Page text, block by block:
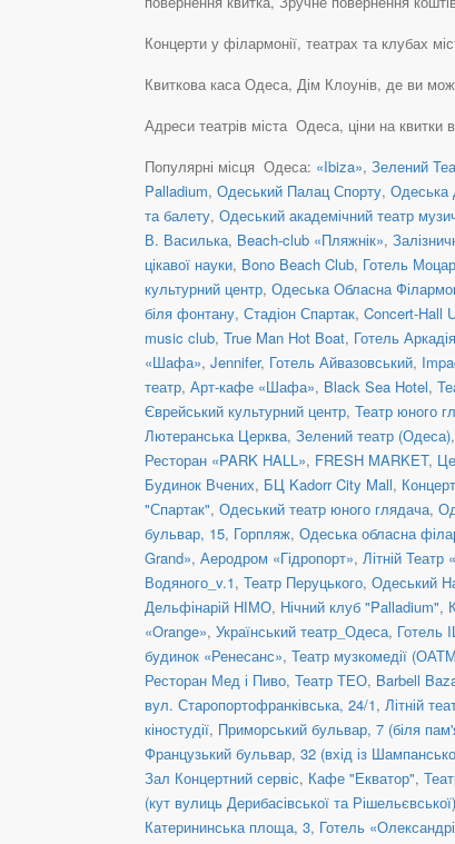
Концерти у філармонії, театрах та клубах
Квиткова каса Одеса, Дім Клоунів, де ви
Адреси театрів міста Одеса, ціни на
Популярні місця Одеса: «Ibiza», Зелений
Palladium, Одеський Палац Спорту, Одеська
та балету, Одеський академічний театр
В. Василька, Beach-club «Пляжнік»,
цікавої науки, Bono Beach Club, Готель
культурний центр, Одеська Обласна
біля фонтану, Стадіон Спартак, Concert-Hall
music club, True Man Hot Boat, Готель Аркадія
«Шафа», Jennifer, Готель Айвазовський,
театр, Арт-кафе «Шафа», Black Sea Hotel,
Єврейський культурний центр, Театр юного
Лютеранська Церква, Зелений театр (Одеса),
Ресторан «PARK HALL», FRESH MARKET,
Будинок Вчених, БЦ Kadorr City Mall,
"Спартак", Одеський театр юного глядача,
бульвар, 15, Горпляж, Одеська обласна
Grand», Аеродром «Гідропорт», Літній Театр
Водяного_v.1, Театр Перуцького, Одеський
Дельфінарій НІМО, Нічний клуб "Palladium",
«Orange», Український театр_Одеса, Готель
будинок «Ренесанс», Театр музкомедії
Ресторан Мед і Пиво, Театр ТЕО, Barbell
вул. Старопортофранківська, 24/1, Літній
кіностудії, Приморський бульвар, 7 (біля
Французький бульвар, 32 (вхід із
Зал Концертний сервіс, Кафе "Екватор",
(кут вулиць Дерибасівської та Рішельєвської)
Катерининська площа, 3, Готель